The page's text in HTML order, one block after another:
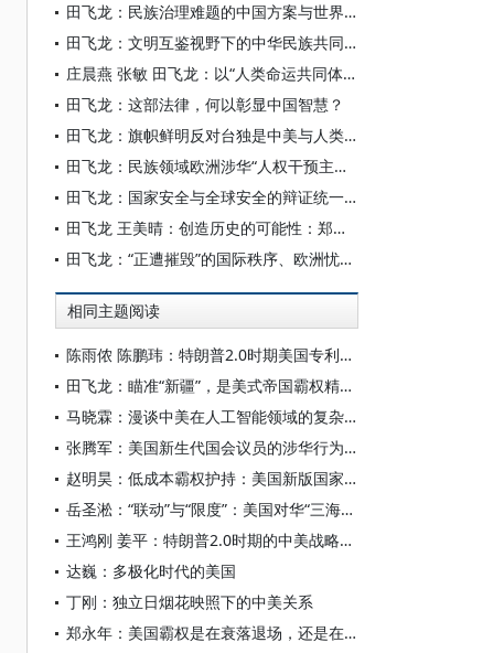
田飞龙：民族治理难题的中国方案与世界意义
田飞龙：文明互鉴视野下的中华民族共同体人权观及其世界意义
庄晨燕 张敏 田飞龙：以“人类命运共同体”为主线构建世界民族研究自主知识体系
田飞龙：这部法律，何以彰显中国智慧？
田飞龙：旗帜鲜明反对台独是中美与人类共同利益所系
田飞龙：民族领域欧洲涉华“人权干预主义”不可取、不可行
田飞龙：国家安全与全球安全的辩证统一及其中国特色
田飞龙 王美晴：创造历史的可能性：郑丽文访陆的国家统一进步意义
田飞龙：“正遭摧毁”的国际秩序、欧洲忧思与中国角色
相同主题阅读
陈雨侬 陈鹏玮：特朗普2.0时期美国专利制度的“武器化”演进与中国应对
田飞龙：瞄准“新疆”，是美式帝国霸权精心酝酿的专项行动
马晓霖：漫谈中美在人工智能领域的复杂博弈
张腾军：美国新生代国会议员的涉华行为及其影响探析
赵明昊：低成本霸权护持：美国新版国家安全战略与中美博弈
岳圣淞：“联动”与“限度”：美国对华“三海联动”战略探析
王鸿刚 姜平：特朗普2.0时期的中美战略相持与中国的战略运筹
达巍：多极化时代的美国
丁刚：独立日烟花映照下的中美关系
郑永年：美国霸权是在衰落退场，还是在转质转型？